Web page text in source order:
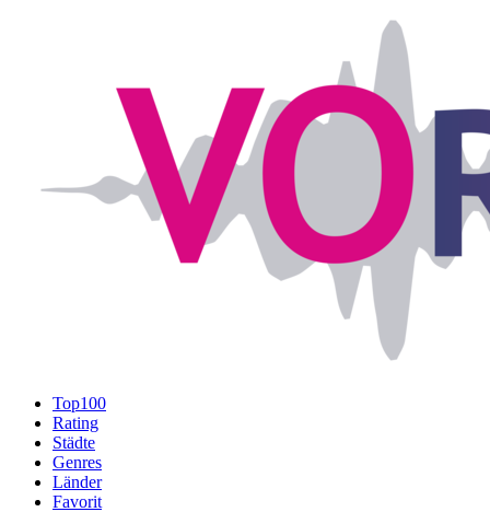
Top100
Rating
Städte
Genres
Länder
Favorit